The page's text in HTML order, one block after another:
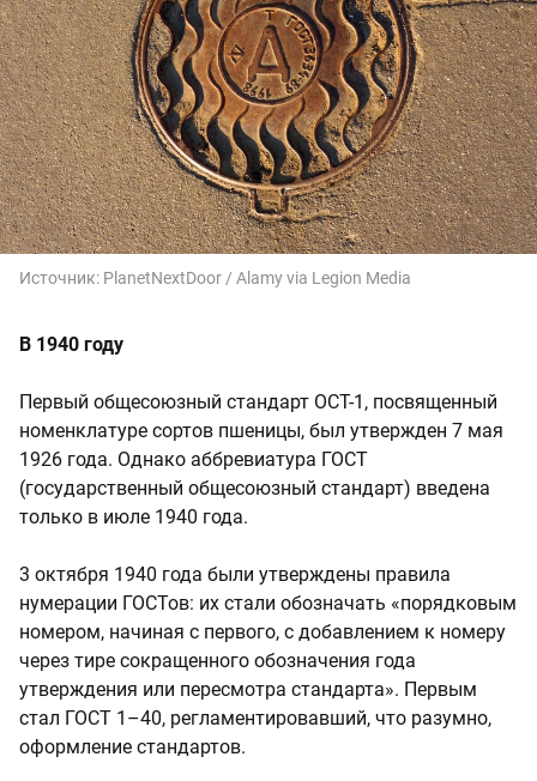
Источник: PlanetNextDoor / Alamy via Legion Media
В 1940 году
Первый общесоюзный стандарт ОСТ-1, посвященный
номенклатуре сортов пшеницы, был утвержден 7 мая
1926 года. Однако аббревиатура ГОСТ
(государственный общесоюзный стандарт) введена
только в июле 1940 года.
3 октября 1940 года были утверждены правила
нумерации ГОСТов: их стали обозначать «порядковым
номером, начиная с первого, с добавлением к номеру
через тире сокращенного обозначения года
утверждения или пересмотра стандарта». Первым
стал ГОСТ 1–40, регламентировавший, что разумно,
оформление стандартов.